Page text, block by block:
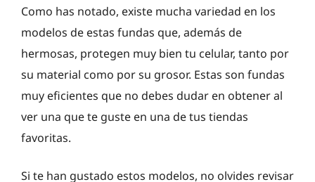
Como has notado, existe mucha variedad en los
modelos de estas fundas que, además de
hermosas, protegen muy bien tu celular, tanto por
su material como por su grosor. Estas son fundas
muy eficientes que no debes dudar en obtener al
ver una que te guste en una de tus tiendas
favoritas.
Si te han gustado estos modelos, no olvides revisar